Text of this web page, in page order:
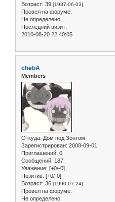
Возраст: 39 [1987-06-03]
Провел на форуме:
Не определено
Последний визит:
2010-08-20 22:40:05
chebA
Members
Откуда: Дом под Зонтом
Зарегистрирован: 2008-09-01
Приглашений: 0
Сообщений: 187
Уважение: [+0/-0]
Позитив: [+0/-0]
Возраст: 36 [1990-07-24]
Провел на форуме:
Не определено